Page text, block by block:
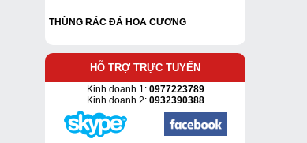
THÙNG RÁC ĐÁ HOA CƯƠNG
HỖ TRỢ TRỰC TUYẾN
Kinh doanh 1:0977223789
Kinh doanh 2: 0932390388